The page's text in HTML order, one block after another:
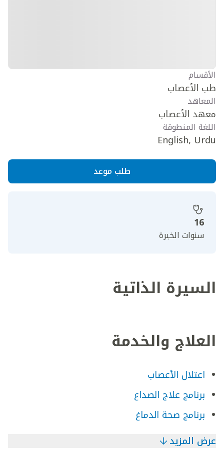
الأقسام
طب الأعصاب
المعاهد
معهد الأعصاب
اللغة المنطوقة
English, Urdu
طلب موعد
16
سنوات الخبرة
السيرة الذاتية
العلاج والخدمة
اعتلال الأعصاب
برنامج علاج الصداع
برنامج صحة الدماغ
عرض المزيد